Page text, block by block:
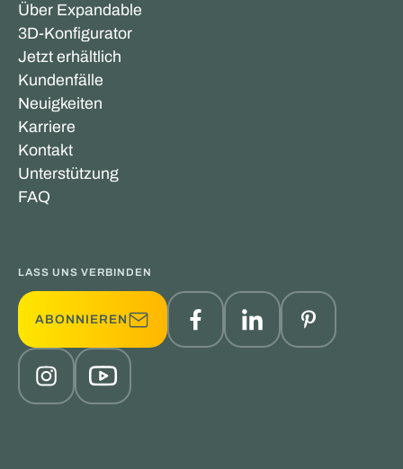
Über Expandable
3D-Konfigurator
Jetzt erhältlich
Kundenfälle
Neuigkeiten
Karriere
Kontakt
Unterstützung
FAQ
LASS UNS VERBINDEN
ABONNIEREN